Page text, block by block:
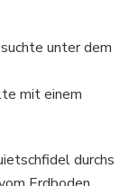
unter dem
mit einem
durchs